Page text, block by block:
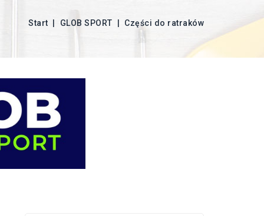
Start GLOB SPORT Części do ratraków